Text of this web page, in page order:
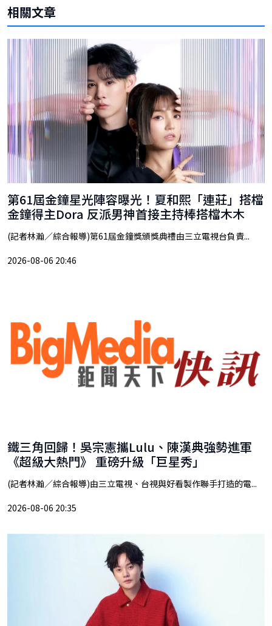
相關文章
第61屆金鐘星光陣容曝光！夏和熙「連莊」搭檔
金鐘得主Dora 反派男神首接主持棒搭檔木木
(記者林瀚／綜合報導)第61屆金鐘獎頒獎典禮由三立電視台負責...
2026-08-06 20:46
鐵三角回歸！吳宗憲攜Lulu、陳漢典強勢進軍
《超級大熱門》 重磅升級「巨星秀」
(記者林瀚／綜合報導)由三立電視、台視與好看製作聯手打造的電...
2026-08-06 20:35